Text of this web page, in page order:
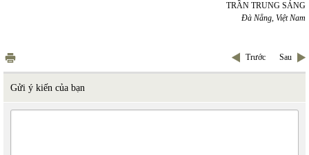
TRẦN TRUNG SÁNG
Đà Nẵng, Việt Nam
Trước Sau
Gửi ý kiến của bạn